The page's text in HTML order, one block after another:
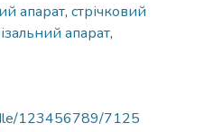
апарат, стрічковий
апарат,
123456789/7125